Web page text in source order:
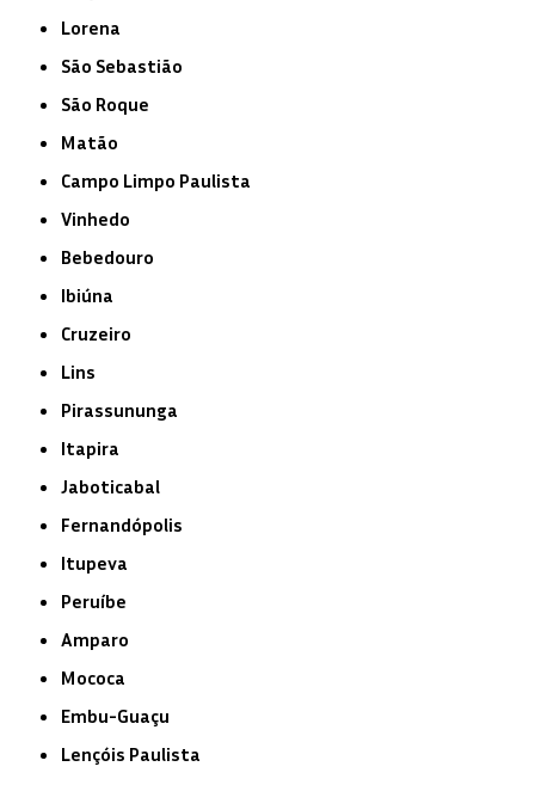
Lorena
São Sebastião
São Roque
Matão
Campo Limpo Paulista
Vinhedo
Bebedouro
Ibiúna
Cruzeiro
Lins
Pirassununga
Itapira
Jaboticabal
Fernandópolis
Itupeva
Peruíbe
Amparo
Mococa
Embu-Guaçu
Lençóis Paulista